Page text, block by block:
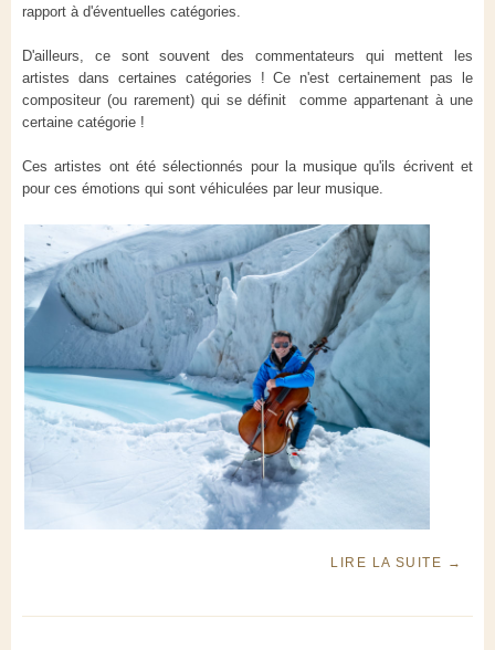
rapport à d'éventuelles catégories.
D'ailleurs, ce sont souvent des commentateurs qui mettent les
artistes dans certaines catégories ! Ce n'est certainement pas le
compositeur (ou rarement) qui se définit comme appartenant à une
certaine catégorie !
Ces artistes ont été sélectionnés pour la musique qu'ils écrivent et
pour ces émotions qui sont véhiculées par leur musique.
LIRE LA SUITE →